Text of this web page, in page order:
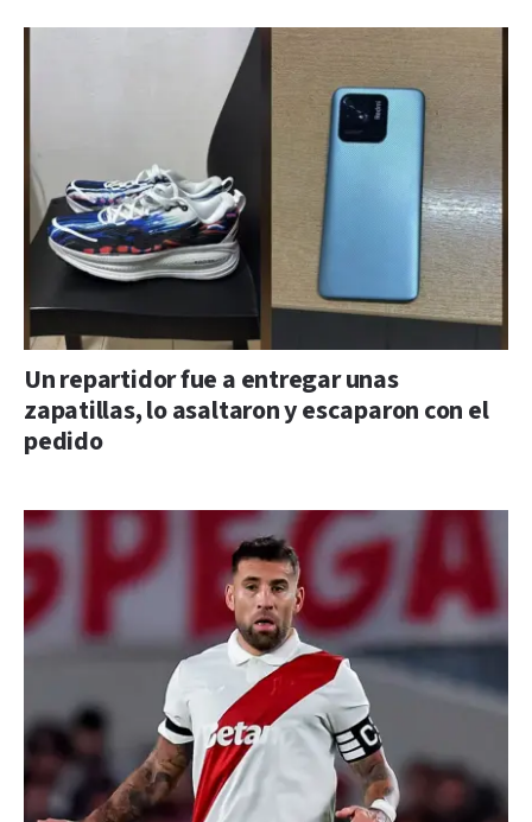
Un repartidor fue a entregar unas
zapatillas, lo asaltaron y escaparon con el
pedido